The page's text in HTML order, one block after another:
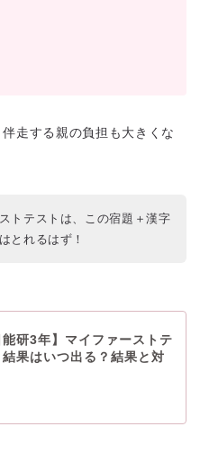
走する親の負担も大きくな
トテストは、この宿題＋漢字
とれるはず！
能研3年】マイファーストテ
結果はいつ出る？結果と対